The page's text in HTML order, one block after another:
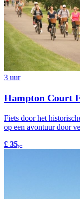
3 uur
Hampton Court
Fiets door het
op een avontuur door
£ 35,-